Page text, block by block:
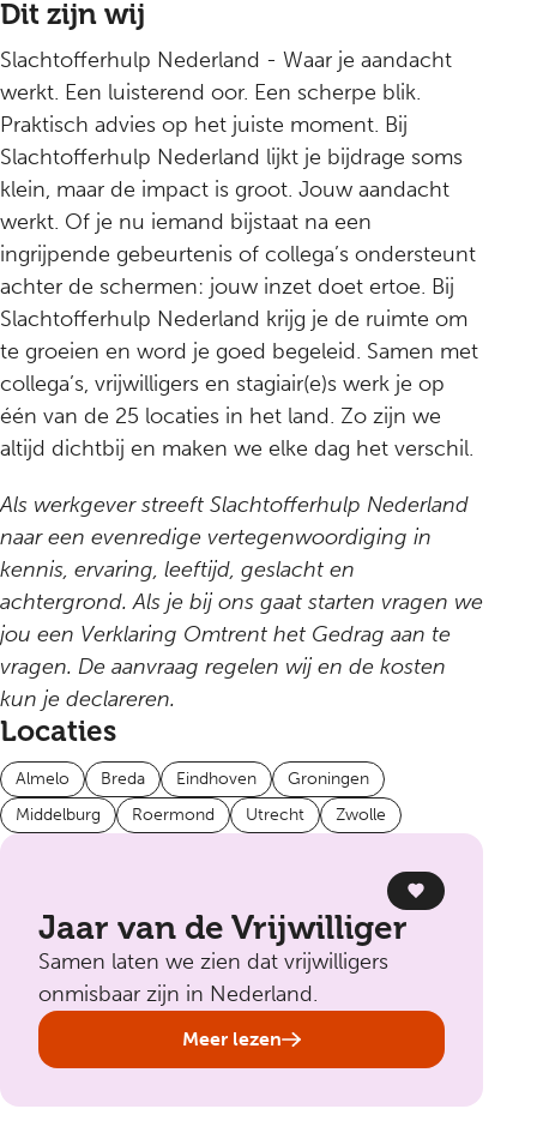
Dit zijn wij
Slachtofferhulp Nederland - Waar je aandacht
werkt. Een luisterend oor. Een scherpe blik.
Praktisch advies op het juiste moment. Bij
Slachtofferhulp Nederland lijkt je bijdrage soms
klein, maar de impact is groot. Jouw aandacht
werkt. Of je nu iemand bijstaat na een
ingrijpende gebeurtenis of collega’s ondersteunt
achter de schermen: jouw inzet doet ertoe. Bij
Slachtofferhulp Nederland krijg je de ruimte om
te groeien en word je goed begeleid. Samen met
collega’s, vrijwilligers en stagiair(e)s werk je op
één van de 25 locaties in het land. Zo zijn we
altijd dichtbij en maken we elke dag het verschil.
Als werkgever streeft Slachtofferhulp Nederland
naar een evenredige vertegenwoordiging in
kennis, ervaring, leeftijd, geslacht en
achtergrond. Als je bij ons gaat starten vragen we
jou een Verklaring Omtrent het Gedrag aan te
vragen. De aanvraag regelen wij en de kosten
kun je declareren.
Locaties
Almelo Breda Eindhoven
Groningen
Middelburg
Roermond Utrecht Zwolle
Jaar van de Vrijwilliger
Samen laten we zien dat vrijwilligers
onmisbaar zijn in Nederland.
Meer lezen